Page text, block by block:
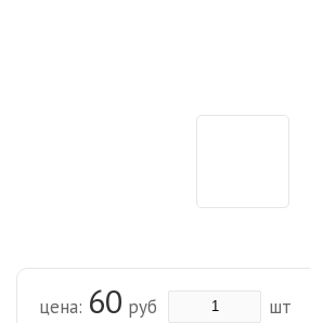
цена: 60 руб шт